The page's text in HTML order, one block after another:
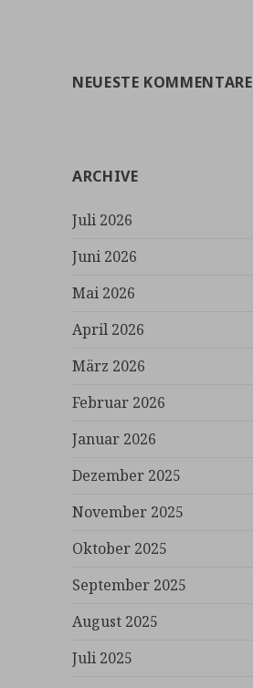
NEUESTE KOMMENTARE
ARCHIVE
Juli 2026
Juni 2026
Mai 2026
April 2026
März 2026
Februar 2026
Januar 2026
Dezember 2025
November 2025
Oktober 2025
September 2025
August 2025
Juli 2025